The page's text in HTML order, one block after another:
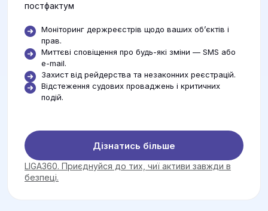
постфактум
Моніторинг держреєстрів щодо ваших об’єктів і
прав.
Миттєві сповіщення про будь-які зміни — SMS або
e-mail.
Захист від рейдерства та незаконних реєстрацій.
Відстеження судових проваджень і критичних
подій.
Дізнатись більше
LIGA360. Приєднуйся до тих, чиї активи завжди в
безпеці.